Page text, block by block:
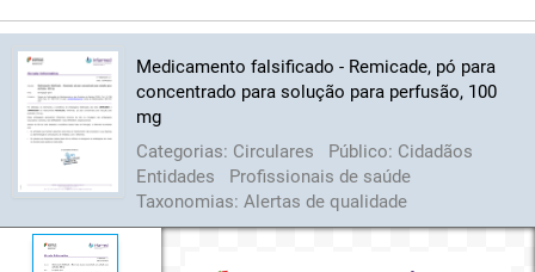
Medicamento falsificado - Remicade, pó para
concentrado para solução para perfusão, 100
mg
Categorias: Circulares Público: Cidadãos
Entidades
Profissionais de saúde
Taxonomias: Alertas de qualidade